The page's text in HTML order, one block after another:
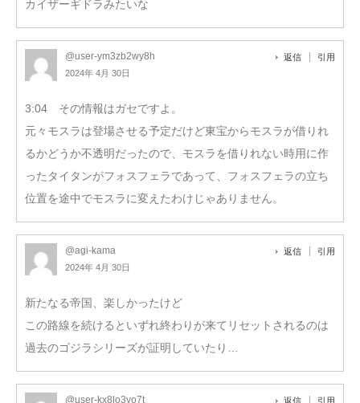
カイザーギドラみたいな
@user-ym3zb2wy8h
2024年 4月 30日
返信 引用
3:04 その情報はガセですよ。
元々モスラは登場させる予定だけど東宝からモスラが借りれ
るかどうか不透明だったので、モスラを借りれない時用に作
ったタイタンがフォスフェラであって、フォスフェラの立ち
位置を途中でモスラに変えたわけじゃありません。
@agi-kama
2024年 4月 30日
返信 引用
新たなる帝国、楽しかったけど
この路線を続けるといずれ終わりが来てリセットされるのは
過去のゴジラシリーズが証明していたり…
@user-kx8lo3yo7t 返信 引用